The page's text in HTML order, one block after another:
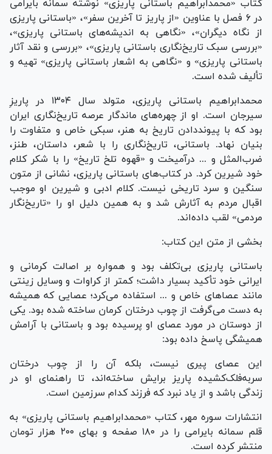
کتاب «محمدابراهیم باستانی پاریزی» نوشته سمانه بایرامی
در ۶ فصل با عناوین «از پاریز تا آخرین سفر»، «باستانی پاریزی
از نگاه دیگران»، «نگاهی به اندیشه‌های باستانی پاریزی»،
«بررسی سبک تاریخ‌نگاری باستانی پاریزی»، «بررسی و نقد آثار
باستانی پاریزی» و «نگاهی به اشعار باستانی پاریزی» تهیه و
تألیف شده است.
محمدابراهیم باستانی پاریزی، متولد سال ۱۳۰۴ در پاریزِ
سیرجان است. او از چهره‌های ماندگار عرصه تاریخ‌نگاری ایران
بود که با پیونددادن تاریخ به هنر، سبکی خاص و متفاوت را
بنیان نهاد. باستانی، تاریخ‌نگاری را با شعر، داستان، طنز،
ضرب‌المثل و ... درآمیخت و «قهوه تلخ تاریخ» را با شکر کلام
خود شیرین کرد. در کتاب‌های باستانی پاریزی، نشانی از متون
سنگین و سرد تاریخی نیست. کلام ادبی و شیرین او موجب
اقبال مردم به آثارش شد و به همین دلیل او را «تاریخ‌نگار
مردمی» لقب داده‌اند.
بخشی از متن این کتاب:
باستانی پاریزی بی‌تکلف بود و همواره بر اصالت کرمانی و
ایرانی خود تأکید بسیار داشت؛ کمتر از کراوات و وسایل زینتی
مانند عصا‌های خاص و ... استفاده می‌کرد؛ عصایی که همیشه
به دست می‌گرفت از چوب درختان کرمان ساخته شده بود. یکی
از دوستان در مورد عصای او پرسیده بود و باستانی با آرامش
همیشگی پاسخ داده بود:
این عصای پیری نیست، بلکه آن را از چوب درختان
سربه‌فلک‌کشیده پاریز برایش ساخته‌اند، تا راهنمای او در
زندگی باشد و از یاد نبرد که فرزند کدام سرزمین است.
انتشارات سوره مهر، کتاب «محمدابراهیم باستانی پاریزی» به
قلم سمانه بایرامی را در ۱۸۰ صفحه و بهای ۲۰۰ هزار تومان
منتشر کرده است.